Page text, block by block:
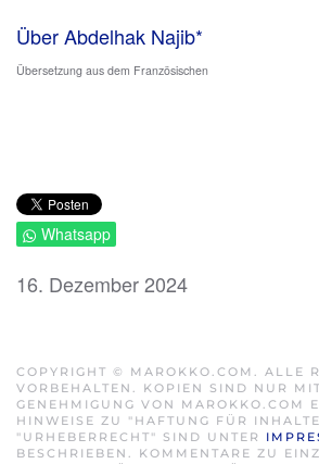
Über Abdelhak Najib*
Übersetzung aus dem Französischen
Whatsapp
16. Dezember 2024
COPYRIGHT © MAROKKO.COM. ALLE
VORBEHALTEN. KOPIEN SIND NUR
GENEHMIGUNG VON MAROKKO.COM
HINWEISE ZU "HAFTUNG FÜR
"URHEBERRECHT" SIND UNTER
BESCHRIEBEN. KOMMENTARE ZU